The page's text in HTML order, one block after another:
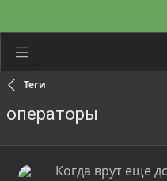
Теги
операторы
Когда врут еще